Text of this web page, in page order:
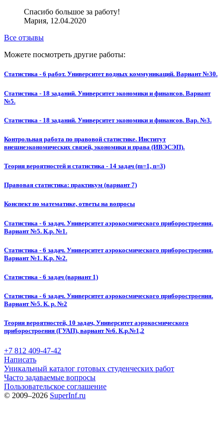
Спасибо большое за работу!
Мария, 12.04.2020
Все отзывы
Можете посмотреть другие работы:
Статистика - 6 работ. Университет водных коммуникаций. Вариант №30.
Статистика - 18 заданий. Университет экономики и финансов. Вариант
№5.
Статистика - 18 заданий. Университет экономики и финансов. Вар. №3.
Контрольная работа по правовой статистике. Институт
внешнеэкономических связей, экономики и права (ИВЭСЭП).
Теория вероятностей и статистика - 14 задач (m=1, n=3)
Правовая статистика: практикум (вариант 7)
Конспект по математике, ответы на вопросы
Статистика - 6 задач. Университет аэрокосмического приборостроения.
Вариант №5. К.р. №1.
Статистика - 6 задач. Университет аэрокосмического приборостроения.
Вариант №1. К.р. №2.
Статистика - 6 задач (вариант 1)
Статистика - 6 задач. Университет аэрокосмического приборостроения.
Вариант №5. К. р. №2
Теория вероятностей, 10 задач, Университет аэрокосмического
приборостроения (ГУАП), вариант №6. К.р.№1,2
+7 812 409-47-42
Написать
Уникальный каталог готовых студенческих работ
Часто задаваемые вопросы
Пользовательское соглашение
© 2009–2026 SuperInf.ru